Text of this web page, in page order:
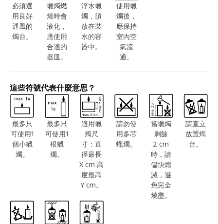
必須選
用良好
通風的
燭台。
蠟燭燃
燒時會
液化，
應使用
合適的
器皿。
浮水蠟
燭，須
放在裝
水的容
器中。
使用蠟
燭後，
應保持
室內空
氣流
通。
這些符號代表什麼意思？
最多只
可使用1
個小蠟
燭。
最多只
可使用1
根蠟
燭。
適用蠟
燭尺
寸：直
徑最長
X cm 高
度最高
Y cm。
請勿使
用多芯
蠟燭。
當蠟燭
剩餘
2 cm
時，請
儘快熄
滅，避
免完全
燒盡。
請直立
放置燭
台。